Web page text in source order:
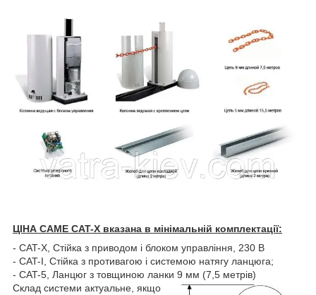
ЦІНА CAME CAT-X вказана в мінімальній комплектації:
- CAT-X, Стійка з приводом і блоком управління, 230 В
- CAT-I, Стійка з противагою і системою натягу ланцюга;
- CAT-5, Ланцюг з товщиною ланки 9 мм (7,5 метрів)
Склад системи актуальне, якщо